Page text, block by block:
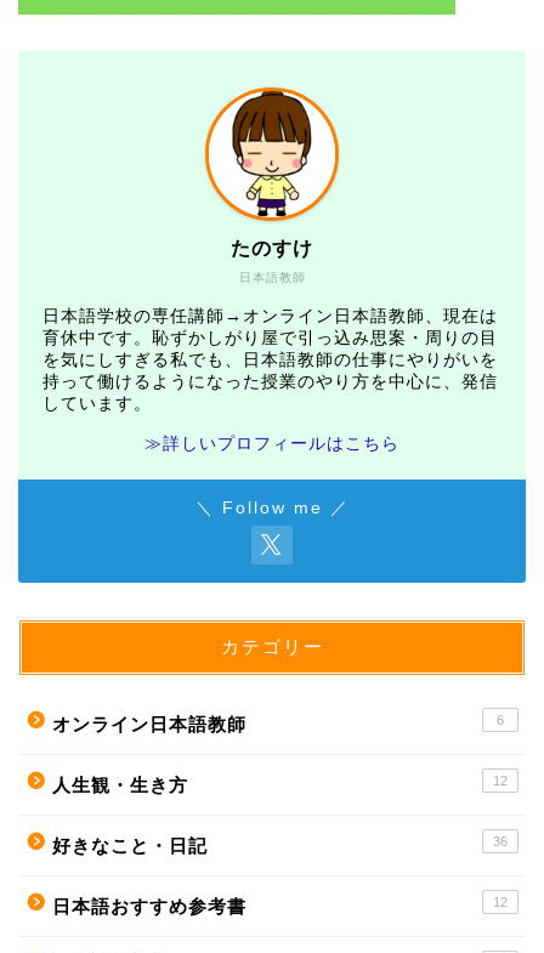
日本語教師
たのすけ
日本語学校の専任講師→オンライン日本語教師、現在は
育休中です。恥ずかしがり屋で引っ込み思案・周りの目
を気にしすぎる私でも、日本語教師の仕事にやりがいを
持って働けるようになった授業のやり方を中心に、発信
しています。
≫詳しいプロフィールはこちら
＼ Follow me ／
カテゴリー
オンライン日本語教師 6
人生観・生き方 12
好きなこと・日記 36
日本語おすすめ参考書 12